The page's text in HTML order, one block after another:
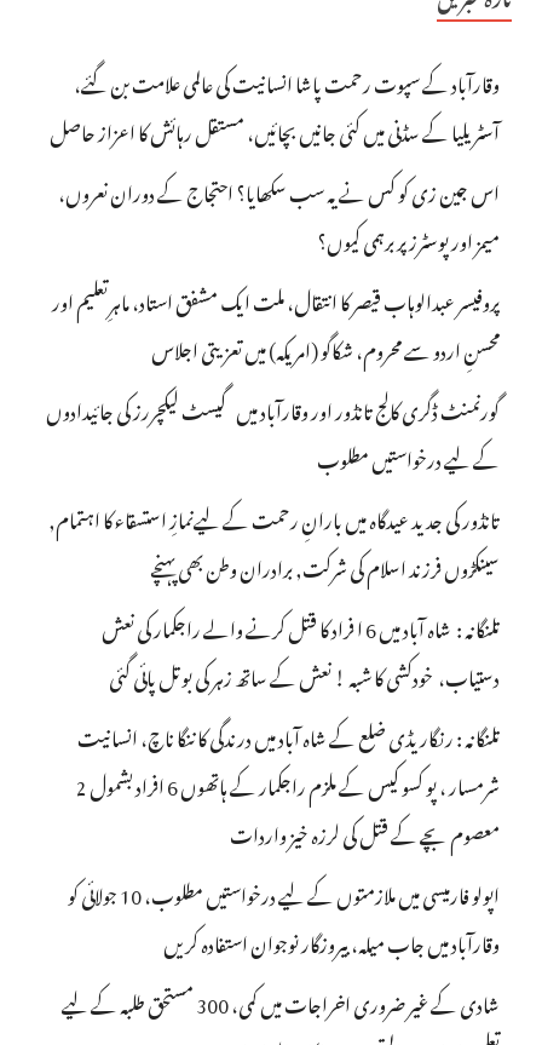
وقارآباد کے سپوت رحمت پاشا انسانیت کی عالمی علامت بن گئے،
آسٹریلیا کے سڈنی میں کئی جانیں بچائیں، مستقل رہائش کا اعزاز حاصل
اس جین زی کو کس نے یہ سب سکھایا؟ احتجاج کے دوران نعروں،
میمز اور پوسٹرز پر برہمی کیوں؟
پروفیسر عبدالوہاب قیصر کا انتقال، ملت ایک مشفق استاد، ماہرِتعلیم اور
محسنِ اردو سے محروم، شکاگو (امریکہ) میں تعزیتی اجلاس
گورنمنٹ ڈگری کالج تانڈور اور وقارآباد میں گیسٹ لیکچررز کی جائیدادوں
کے لیے درخواستیں مطلوب
تانڈور کی جدید عیدگاہ میں بارانِ رحمت کے لیےنمازِ استسقاء کا اہتمام,
سینکڑوں فرزند اسلام کی شرکت, برادران وطن بھی پہنچے
تلنگانہ : شاہ آباد میں 6 ا فراد کا قتل کرنے والے راجکمار کی نعش
دستیاب، خودکشی کا شبہ ! نعش کے ساتھ زہر کی بوتل پائی گئی
تلنگانہ : رنگاریڈی ضلع کے شاہ آباد میں درندگی کا ننگا ناچ، انسانیت
شرمسار ، پو کسو کیس کے ملزم راجکمار کے ہاتھوں 6 افراد بشمول 2
معصوم بچے کے قتل کی لرزہ خیز واردات
اپولو فارمیسی میں ملازمتوں کے لیے درخواستیں مطلوب، 10 جولائی کو
وقارآباد میں جاب میلہ، بیروزگار نوجوان استفادہ کریں
شادی کے غیر ضروری اخراجات میں کمی، 300 مستحق طلبہ کے لیے